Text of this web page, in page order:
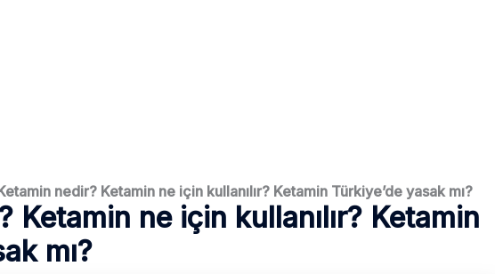
nedir? Ketamin ne için kullanılır? Ketamin Türkiye’de yasak mı?
Ketamin ne için kullanılır? Ketamin
mı?